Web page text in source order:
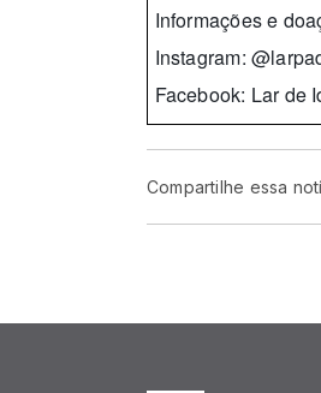
Informações e
Instagram:
Facebook: Lar de
Compartilhe essa